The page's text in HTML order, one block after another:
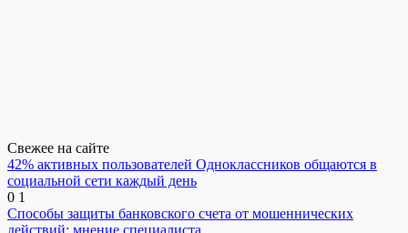
Свежее на сайте
42% активных пользователей Одноклассников общаются в
социальной сети каждый день
0 1
Способы защиты банковского счета от мошеннических
действий: мнение специалиста